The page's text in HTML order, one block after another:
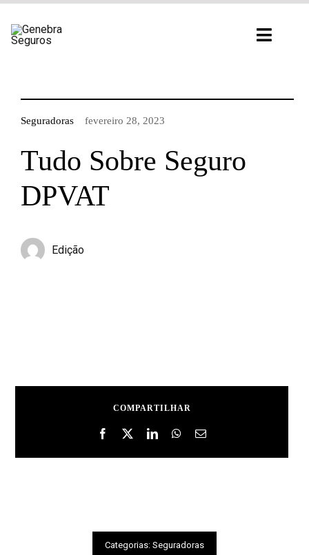
para
Seguradoras fevereiro 28, 2023
Tudo Sobre Seguro
DPVAT
Edição
COMPARTILHAR
Categorias: Seguradoras